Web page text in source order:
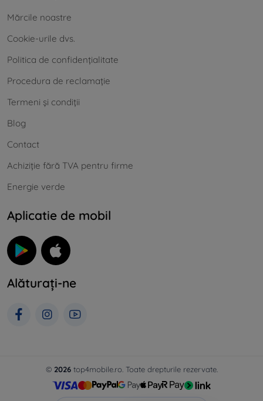
Mărcile noastre
Cookie-urile dvs.
Politica de confidențialitate
Procedura de reclamație
Termeni și condiții
Blog
Contact
Achiziție fără TVA pentru firme
Energie verde
Aplicatie de mobil
Alăturați-ne
© 2026top4mobile.ro. Toate drepturile rezervate.